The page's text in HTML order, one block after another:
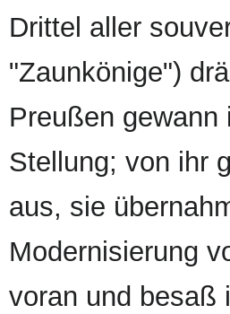
Drittel aller
"Zaunkönige")
Preußen gewann
Stellung; von ihr
aus, sie
Modernisierung
voran und besaß